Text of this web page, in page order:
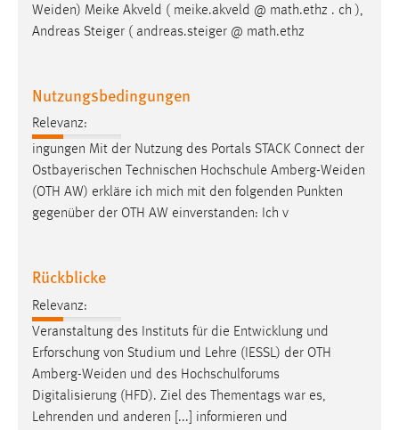
Weiden) Meike Akveld ( meike.akveld @ math.ethz . ch ),
Andreas Steiger ( andreas.steiger @ math.ethz
Nutzungsbedingungen
Relevanz:
ingungen Mit der Nutzung des Portals STACK Connect der
Ostbayerischen Technischen Hochschule Amberg-Weiden
(OTH AW) erkläre ich mich mit den folgenden Punkten
gegenüber der OTH AW einverstanden: Ich v
Rückblicke
Relevanz:
Veranstaltung des Instituts für die Entwicklung und
Erforschung von Studium und Lehre (IESSL) der OTH
Amberg-Weiden und des Hochschulforums
Digitalisierung (HFD). Ziel des Thementags war es,
Lehrenden und anderen [...] informieren und